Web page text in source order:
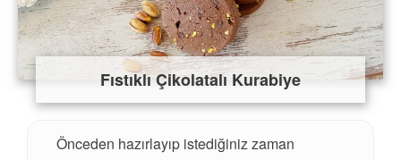
Fıstıklı Çikolatalı Kurabiye
Önceden hazırlayıp istediğiniz zaman